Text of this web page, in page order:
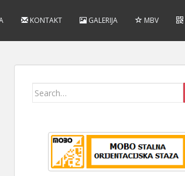
KONTAKT GALERIJA MBV
Search